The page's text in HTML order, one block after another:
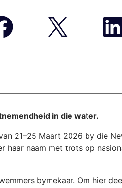
in die water.
21–25 Maart 2026 by die
haar naam met trots op
bymekaar. Om hier